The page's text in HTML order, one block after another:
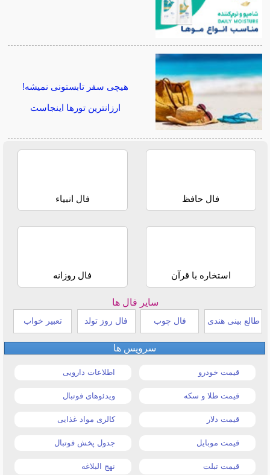
هیچی سفر تابستونی نمیشه!
ارزانترین تورها اینجاست
فال حافظ فال انبیاء
استخاره با قرآن فال روزانه
سایر فال ها
طالع بینی هندی فال چوب فال روز تولد تعبیر خواب
سرویس ها
قیمت خودرو اطلاعات دارویی
قیمت طلا و سکه ویدئوهای فوتبال
قیمت دلار کالری مواد غذایی
قیمت موبایل جدول پخش فوتبال
قیمت تبلت نهج البلاغه